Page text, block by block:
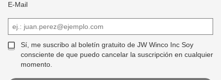
E-Mail
Sí, me suscribo al boletín gratuito de JW Winco Inc Soy
consciente de que puedo cancelar la suscripción en cualquier
momento.